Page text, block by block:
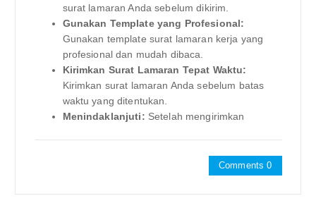
surat lamaran Anda sebelum dikirim.
Gunakan Template yang Profesional:
Gunakan template surat lamaran kerja yang
profesional dan mudah dibaca.
Kirimkan Surat Lamaran Tepat Waktu:
Kirimkan surat lamaran Anda sebelum batas
waktu yang ditentukan.
Menindaklanjuti: Setelah mengirimkan
Comments 0